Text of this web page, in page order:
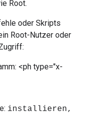
Root.
oder Skripts
Root-Nutzer oder
<ph type="x-
installieren,